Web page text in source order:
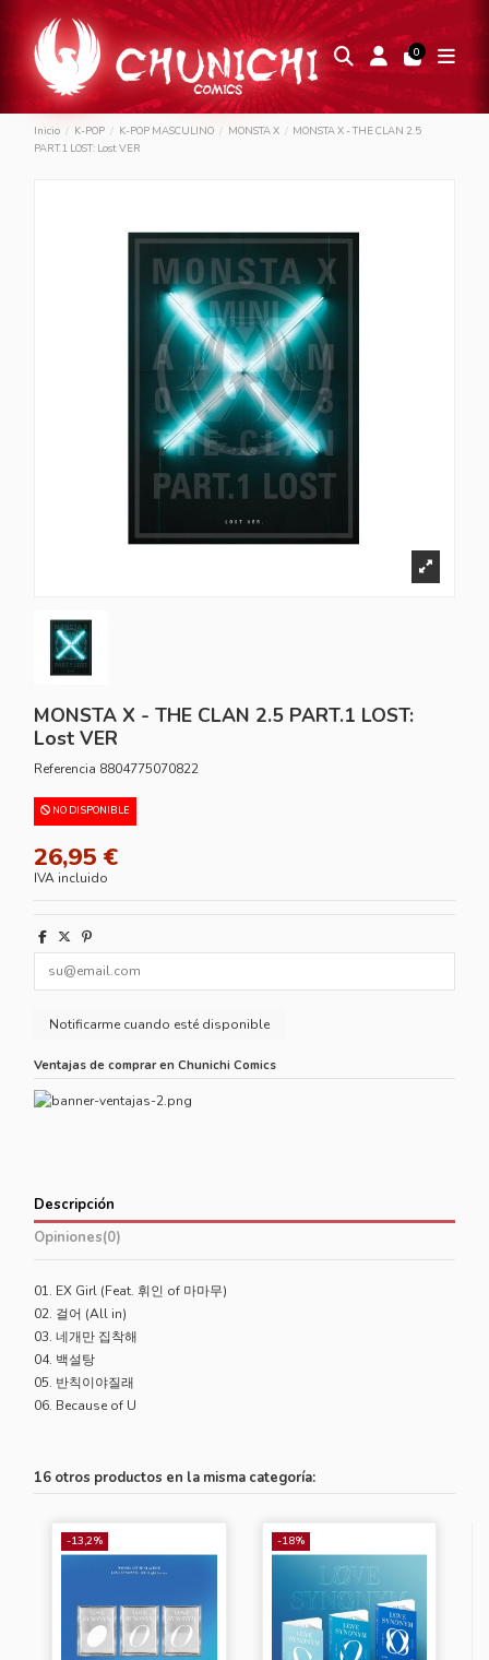
0
Inicio K-POP K-POP MASCULINO MONSTA X
MONSTA X - THE CLAN 2.5
PART.1 LOST: Lost VER
MONSTA X - THE CLAN 2.5 PART.1 LOST:
Lost VER
Referencia 8804775070822
NO DISPONIBLE
26,95 €
IVA incluido
Ventajas de comprar en Chunichi Comics
Descripción
Opiniones(0)
01. EX Girl (Feat. 휘인 of 마마무)
02. 걸어 (All in)
03. 네개만 집착해
04. 백설탕
05. 반칙이야질래
06. Because of U
16 otros productos en la misma categoría:
-13,2% -18%